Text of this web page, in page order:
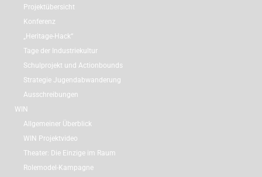
Projektübersicht
Konferenz
„Heritage-Hack“
Tage der Industriekultur
Schulprojekt und Actionbounds
Strategie Jugendabwanderung
Ausschreibungen
WIN
Allgemeiner Überblick
WIN Projektvideo
Theater: Die Einzige im Raum
Rolemodel-Kampagne